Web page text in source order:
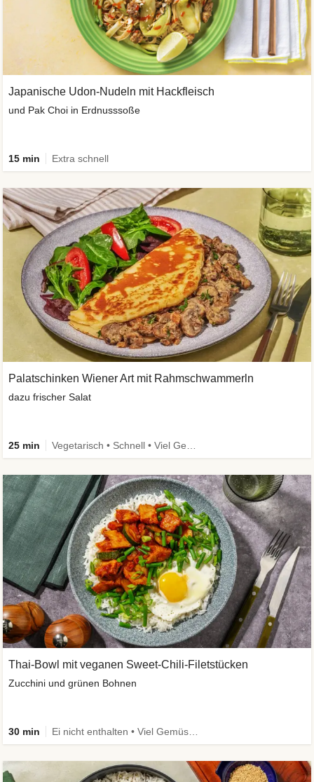
Japanische Udon-Nudeln mit Hackfleisch
und Pak Choi in Erdnusssoße
15 min Extra schnell
Palatschinken Wiener Art mit Rahmschwammerln
dazu frischer Salat
25 min
Thai-Bowl mit veganen Sweet-Chili-Filetstücken
Zucchini und grünen Bohnen
30 min